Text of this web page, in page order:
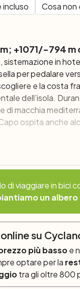
incluso Cosa non
+1071/-794 m
sistemazione in
per pedalare
e la costa
dell’isola.
di macchia
ospita anche
Fiorenzo –
in bici
sceglierete,
lo sfidante
potrete
Vi consigliamo
una
di viaggiare in bici
un
su
più bassoe
optare per la
tra gli oltre 800